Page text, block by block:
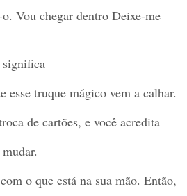
Vou chegar dentro Deixe-me
significa
truque mágico vem a calhar.
de cartões, e você acredita
o que está na sua mão. Então,